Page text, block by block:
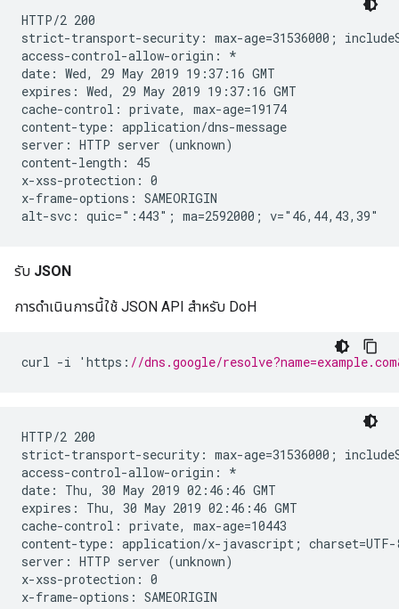
HTTP/2 200
strict-transport-security: max-age=31536000;
access-control-allow-origin: *
date: Wed, 29 May 2019 19:37:16 GMT
expires: Wed, 29 May 2019 19:37:16 GMT
cache-control: private, max-age=19174
content-type: application/dns-message
server: HTTP server (unknown)
content-length: 45
x-xss-protection: 0
x-frame-options: SAMEORIGIN
รับ JSON
การดำเนินการนี้ใช้ JSON API สำหรับ DoH
curl -i ' https : //dns.google/
HTTP/2 200
strict-transport-security: max-age=31536000;
access-control-allow-origin: *
date: Thu, 30 May 2019 02:46:46 GMT
expires: Thu, 30 May 2019 02:46:46 GMT
cache-control: private, max-age=10443
content-type: application/x-javascript; charset=UTF-
server: HTTP server (unknown)
x-xss-protection: 0
x-frame-options: SAMEORIGIN